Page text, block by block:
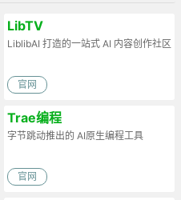
LibTV
LiblibAI 打造的一站式 AI 内容创作社区
官网
Trae编程
字节跳动推出的 AI原生编程工具
官网